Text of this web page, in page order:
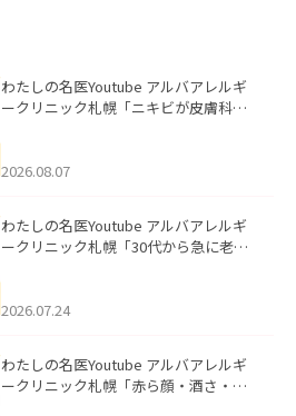
わたしの名医Youtube アルバアレルギ
ークリニック札幌「ニキビが皮膚科で
ました。
2026.08.07
わたしの名医Youtube アルバアレルギ
ークリニック札幌「30代から急に老け
た。
2026.07.24
わたしの名医Youtube アルバアレルギ
ークリニック札幌「赤ら顔・酒さ・ニ